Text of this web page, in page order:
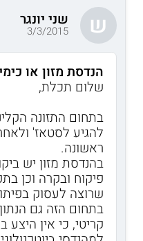
ש שני יונגר
3/3/2015
הנדסת מזון או
שלום תכלת,
בתחום התזונה
להגיע לסטאז'
ראשונה.
בהנדסת מזון יש
פיקוח ובקרה וכן
שרוצה לעסוק
בתחום הזה גם
קריטי, כי אין